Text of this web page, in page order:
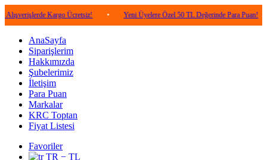
Kargo Ücretsiz! • Yeni Üyelere Özel 50 TL Değerinde Para Puan! •
AnaSayfa
Siparişlerim
Hakkımızda
Şubelerimiz
İletişim
Para Puan
Markalar
KRC Toptan
Fiyat Listesi
Favoriler
TR − TL